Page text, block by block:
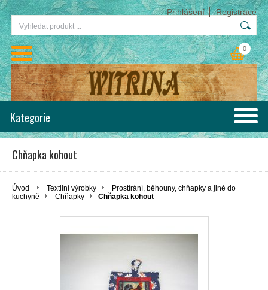
Přihlášení Registrace
0
Kategorie
Chňapka kohout
Úvod Textilní výrobky
Prostírání, běhouny, chňapky a jiné do
kuchyně
Chňapky Chňapka kohout